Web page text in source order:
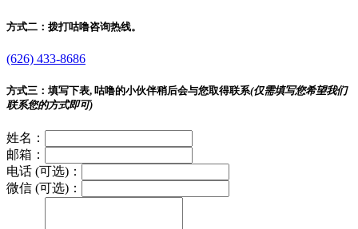
方式二： 拨打咕噜咨询热线。
(626) 433-8686
方式三： 填写下表, 咕噜的小伙伴稍后会与您取得联系(仅需填写您希望我们
联系您的方式即可)
姓名：
邮箱：
电话 (可选)：
微信 (可选)：